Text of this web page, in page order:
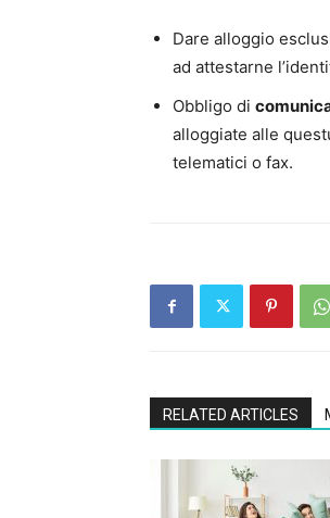
Dare alloggio
ad attestarne
Obbligo di
alloggiate alle
telematici o fax.
RELATED ARTICLES